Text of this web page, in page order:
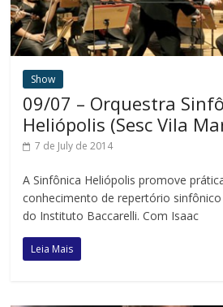
Show
09/07 – Orquestra
Heliópolis (Sesc Vila
7 de July de 2014
A Sinfônica Heliópolis promove
conhecimento de repertório
do Instituto Baccarelli. Com Isaac
Leia Mais